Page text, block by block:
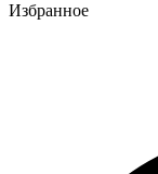
Избранное